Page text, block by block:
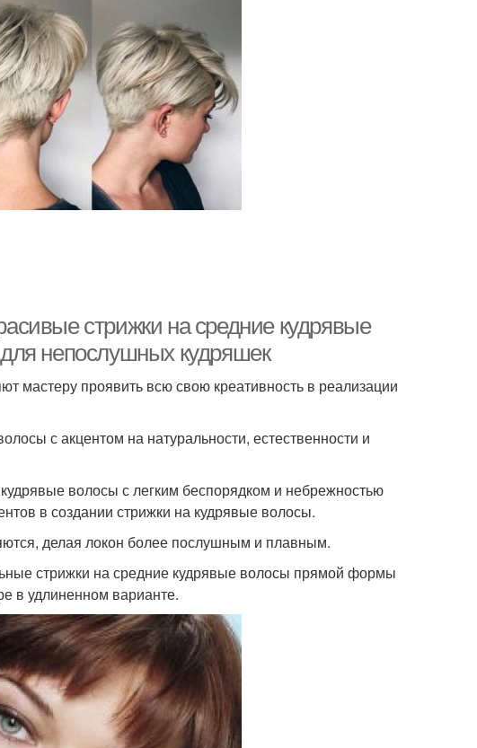
стрижки на средние кудрявые
непослушных кудряшек
мастеру проявить всю свою креативность в реализации
с акцентом на натуральности, естественности и
волосы с легким беспорядком и небрежностью
в создании стрижки на кудрявые волосы.
делая локон более послушным и плавным.
стрижки на средние кудрявые волосы прямой формы
в удлиненном варианте.